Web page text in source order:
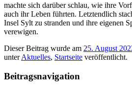
machte sich darüber schlau, wie ihre
auch ihr Leben führten. Letztendlich
Insel Sylt zu stranden und ihre eigenen
verewigen.
Dieser Beitrag wurde am 25. August
unterAktuelles, Startseite veröffentlicht.
Beitragsnavigation